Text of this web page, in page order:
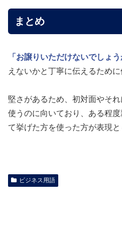
まとめ
「お譲りいただけないでしょう
えないかと丁寧に伝えるために
堅さがあるため、初対面やそ
使うのに向いており、ある程
て挙げた方を使った方が表現と
ビジネス用語